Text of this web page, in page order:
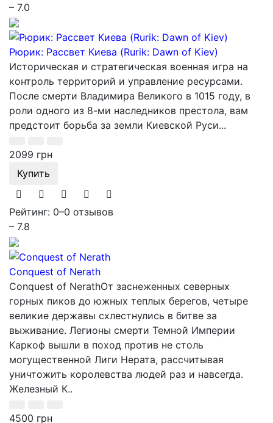
– 7.0
Рюрик: Рассвет Киева (Rurik: Dawn of Kiev)
Историческая и стратегическая военная игра на
контроль территорий и управление ресурсами.
После смерти Владимира Великого в 1015 году, в
роли одного из 8-ми наследников престола, вам
предстоит борьба за земли Киевской Руси...
2099 грн
Купить
Рейтинг: 0–0 отзывов
– 7.8
Conquest of Nerath
Conquest of NerathОт заснеженных северных
горных пиков до южных теплых берегов, четыре
великие державы схлестнулись в битве за
выживание. Легионы смерти Темной Империи
Каркоф вышли в поход против не столь
могущественной Лиги Нерата, рассчитывая
уничтожить королевства людей раз и навсегда.
Железный К..
4500 грн